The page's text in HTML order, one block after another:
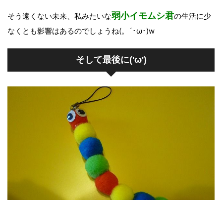
そう遠くない未来、私みたいな弱小イモムシ君の生活に少
なくとも影響はあるのでしょうね(。´･ω･)w
そして最後に('ω')